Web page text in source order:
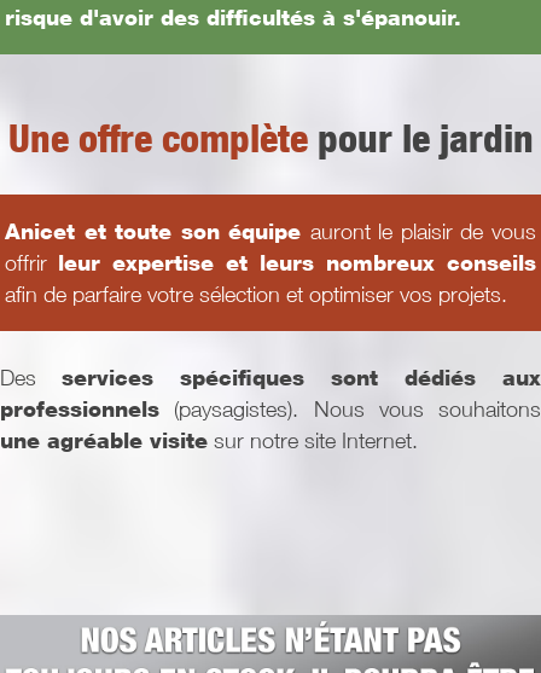
risque d'avoir des difficultés à s'épanouir.
Une offre complètepour le jardin
Anicet et toute son équipe auront le plaisir de vous
offrir leur expertise et leurs nombreux conseils
afin de parfaire votre sélection et optimiser vos projets.
Des services spécifiques sont dédiés aux
professionnels (paysagistes). Nous vous souhaitons
une agréable visite sur notre site Internet.